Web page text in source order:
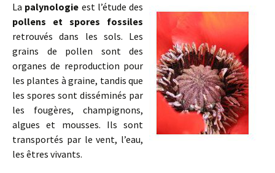
La palynologie est l’étude des
pollens et spores fossiles
retrouvés dans les sols. Les
grains de pollen sont des
organes de reproduction pour
les plantes à graine, tandis que
les spores sont disséminés par
les fougères, champignons,
algues et mousses. Ils sont
transportés par le vent, l’eau,
les êtres vivants.